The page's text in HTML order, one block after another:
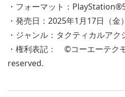
・フォーマット：
・発売日：2025年1月17日（金
・ジャンル：タクティカルアク
・権利表記： ©コーエーテク
reserved.